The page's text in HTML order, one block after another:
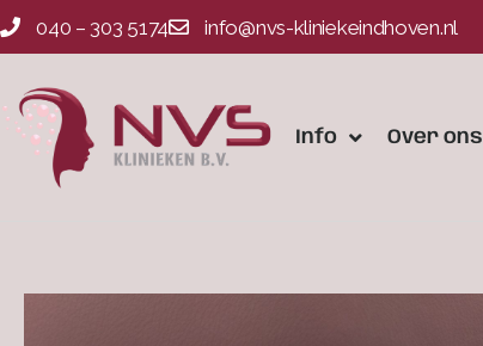
040 – 303 5174 info@nvs-kliniekeindhoven.nl
Info Over ons